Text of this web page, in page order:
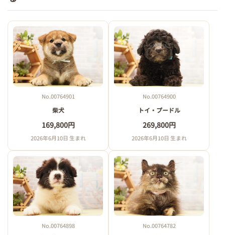
No.00764901
柴犬
169,800円
2026年6月10日 生まれ
No.00764900
トイ・プードル
269,800円
2026年6月10日 生まれ
No.00764898 No.00764782